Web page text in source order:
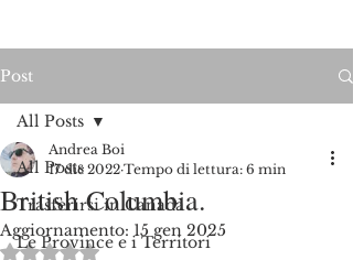
Post
All Posts
Trasferirsi in Canada
Le Province e i Territori
All Posts
British Columbia.
Andrea Boi
17 dic 2022 Tempo di lettura: 6 min
Aggiornamento: 15 gen 2025
Valutazione NaN stelle su 5.